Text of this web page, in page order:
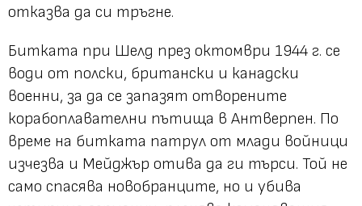
отказва да си тръгне.
Битката при Шелд през октомври 1944 г. се
води от полски, британски и канадски
военни, за да се запазят отворените
корабоплавателни пътища в Антверпен. По
време на битката патрул от млади войници
изчезва и Мейджър отива да ги търси. Той не
само спасява новобранците, но и убива